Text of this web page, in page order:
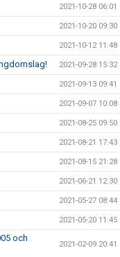
2021-10-28 06:01
2021-10-20 09:30
2021-10-12 11:48
2021-09-28 15:32
2021-09-13 09:41
2021-09-07 10:08
2021-08-25 09:50
2021-08-21 17:43
2021-08-15 21:28
2021-06-21 12:30
2021-05-27 08:44
2021-05-20 11:45
och
2021-02-09 20:41